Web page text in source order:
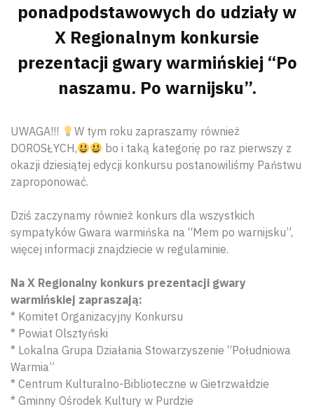
ponadpodstawowych do udziały w
X Regionalnym konkursie
prezentacji gwary warmińskiej “Po
naszamu. Po warnijsku”.
UWAGA!!!
W tym roku zapraszamy również
DOROSŁYCH,
bo i taką kategorię po raz pierwszy z
okazji dziesiątej edycji konkursu postanowiliśmy Państwu
zaproponować.
Dziś zaczynamy również konkurs dla wszystkich
sympatyków Gwara warmińska na “Mem po warnijsku”,
więcej informacji znajdziecie w regulaminie.
Na X Regionalny konkurs prezentacji gwary
warmińskiej zapraszają:
* Komitet Organizacyjny Konkursu
* Powiat Olsztyński
* Lokalna Grupa Działania Stowarzyszenie “Południowa
Warmia”
* Centrum Kulturalno-Biblioteczne w Gietrzwałdzie
* Gminny Ośrodek Kultury w Purdzie